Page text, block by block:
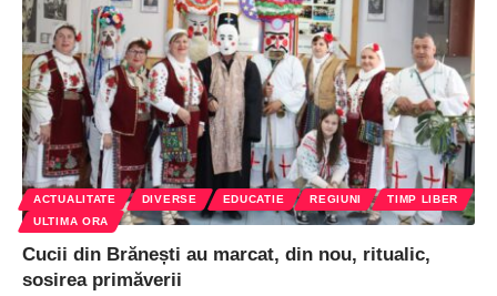
ACTUALITATE DIVERSE EDUCATIE REGIUNI
TIMP LIBER
ULTIMA ORA
Cucii din Brănești au marcat, din nou, ritualic,
sosirea primăverii